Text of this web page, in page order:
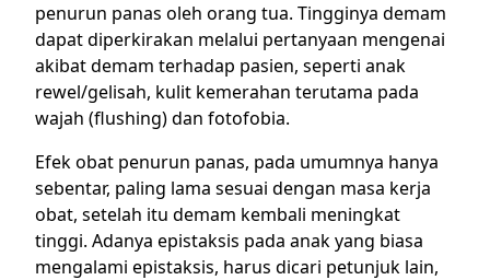
penurun panas oleh orang tua. Tingginya demam
dapat diperkirakan melalui pertanyaan mengenai
akibat demam terhadap pasien, seperti anak
rewel/gelisah, kulit kemerahan terutama pada
wajah (flushing) dan fotofobia.
Efek obat penurun panas, pada umumnya hanya
sebentar, paling lama sesuai dengan masa kerja
obat, setelah itu demam kembali meningkat
tinggi. Adanya epistaksis pada anak yang biasa
mengalami epistaksis, harus dicari petunjuk lain,